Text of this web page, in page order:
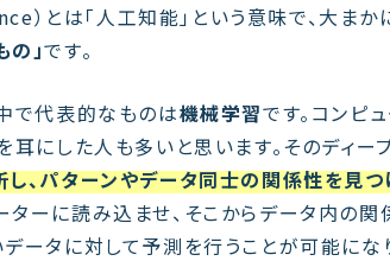
とは「人工知能」という意味で、大まか
の」です。
で代表的なものは機械学習です。コンピ
耳にした人も多いと思います。そのディ
し、パターンやデータ同士の関係性を見
ーに読み込ませ、そこからデータ内の関
ータに対して予測を行うことが可能にな